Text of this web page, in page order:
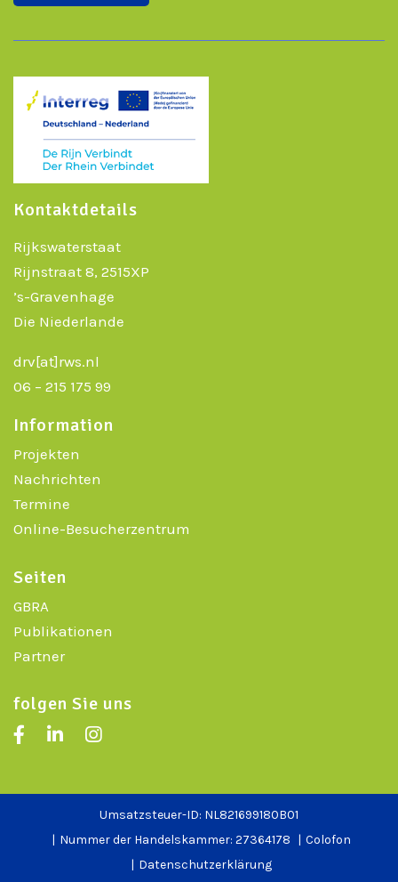
Kontaktdetails
Rijkswaterstaat
Rijnstraat 8, 2515XP
’s-Gravenhage
Die Niederlande
drv[at]rws.nl
06 – 215 175 99
Information
Projekten
Nachrichten
Termine
Online-Besucherzentrum
Seiten
GBRA
Publikationen
Partner
folgen Sie uns
Umsatzsteuer-ID: NL821699180B01
Nummer der Handelskammer: 27364178
Colofon
Datenschutzerklärung